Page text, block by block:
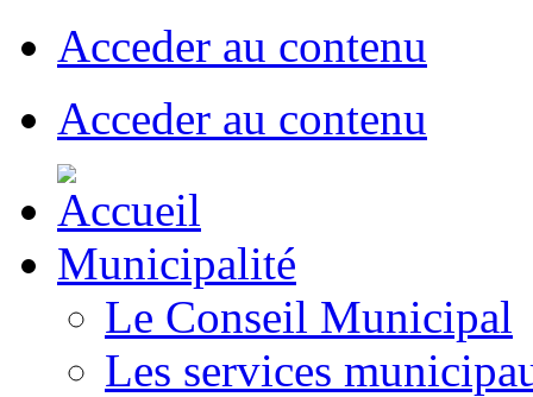
Acceder au contenu
Acceder au contenu
Municipalité
Le Conseil Municipal
Les services